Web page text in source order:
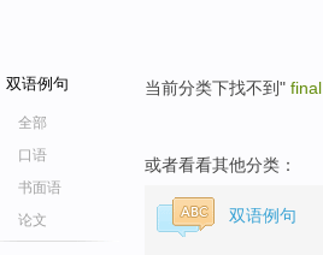
双语例句
全部
口语
书面语
论文
当前分类下找不到"
或者看看其他分类：
双语例句